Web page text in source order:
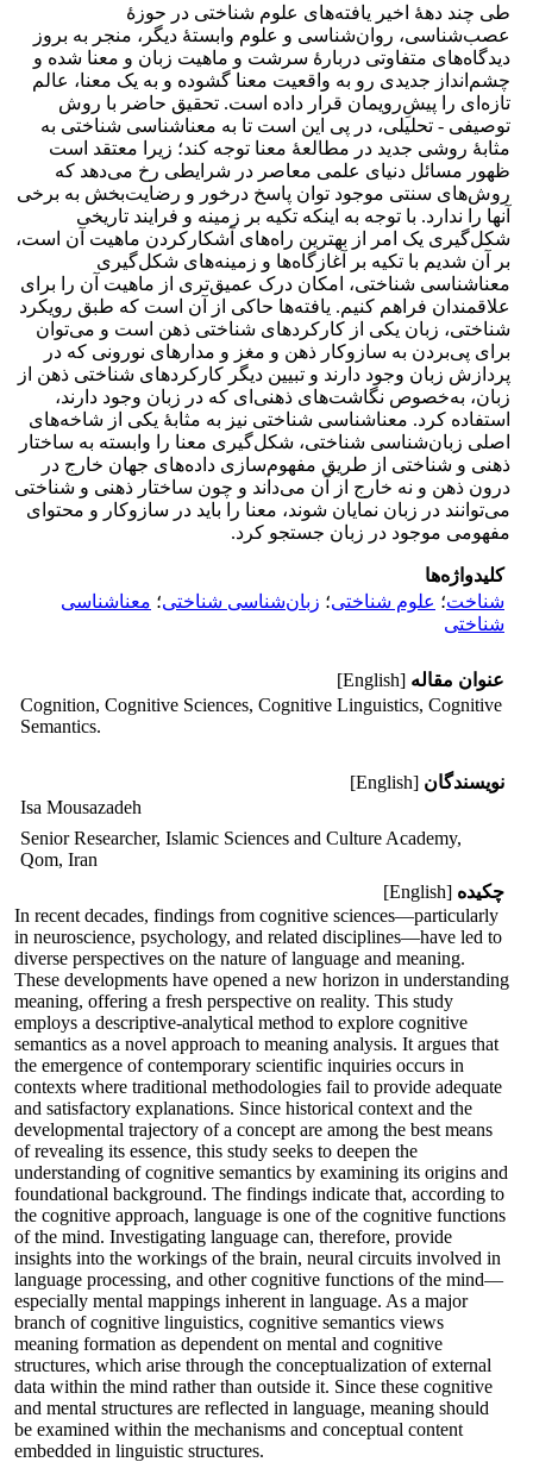
طی چند دهۀ اخیر یافته‌های علوم شناختی در حوزۀ
عصب‌شناسی، روان‌شناسی و علوم وابستۀ دیگر، منجر به بروز
دیدگاه‌های متفاوتی دربارۀ سرشت و ماهیت زبان و معنا شده و
چشم‌انداز جدیدی رو به واقعیت معنا گشوده و به یک معنا، عالم
تازه‌ای را پیشِ‌رویمان قرار داده است. تحقیق حاضر با روش
توصیفی - تحلیلی، در پی این است تا به معناشناسی شناختی به
مثابۀ روشی جدید در مطالعۀ معنا توجه کند؛ زیرا معتقد است
ظهور مسائل دنیای علمی معاصر در شرایطی رخ می‌دهد که
روش‌های سنتی موجود توان پاسخ درخور و رضایت‌بخش به برخی
آنها را ندارد. با توجه به اینکه تکیه بر زمینه و فرایند تاریخی
شکل‌گیری یک امر از بهترین راه‌های آشکارکردن ماهیت آن است،
بر آن شدیم با تکیه بر آغازگاه‌ها و زمینه‌های شکل‌گیری
معناشناسی شناختی، امکان درک عمیق‌تری از ماهیت آن را برای
علاقمندان فراهم کنیم. یافته‌ها حاکی از آن است که طبق رویکرد
شناختی، زبان یکی از کارکردهای شناختی ذهن است و می‌توان
برای پی‌بردن به سازوکار ذهن و مغز و مدارهای نورونی که در
پردازش زبان وجود دارند و تبیین دیگر کارکردهای شناختی ذهن از
زبان، به‌خصوص نگاشت‌های ذهنی‌ای که در زبان وجود دارند،
استفاده کرد. معناشناسی شناختی نیز به مثابۀ یکی از شاخه‌های
اصلی زبان‌شناسی شناختی، شکل‌گیری معنا را وابسته به ساختار
ذهنی و شناختی از طریق مفهوم‌سازی داده‌های جهان خارج در
درون ذهن و نه خارج از آن می‌داند و چون ساختار ذهنی و شناختی
می‌توانند در زبان نمایان شوند، معنا را باید در سازوکار و محتوای
مفهومی موجود در زبان جستجو کرد.
کلیدواژه‌ها
شناخت؛ علوم شناختی؛ زبان‌شناسی شناختی؛ معناشناسی
شناختی
عنوان مقاله [English]
Cognition, Cognitive Sciences, Cognitive Linguistics, Cognitive
Semantics.
نویسندگان [English]
Isa Mousazadeh
Senior Researcher, Islamic Sciences and Culture Academy,
Qom, Iran
چکیده [English]
In recent decades, findings from cognitive sciences—particularly
in neuroscience, psychology, and related disciplines—have led to
diverse perspectives on the nature of language and meaning.
These developments have opened a new horizon in understanding
meaning, offering a fresh perspective on reality. This study
employs a descriptive-analytical method to explore cognitive
semantics as a novel approach to meaning analysis. It argues that
the emergence of contemporary scientific inquiries occurs in
contexts where traditional methodologies fail to provide adequate
and satisfactory explanations. Since historical context and the
developmental trajectory of a concept are among the best means
of revealing its essence, this study seeks to deepen the
understanding of cognitive semantics by examining its origins and
foundational background. The findings indicate that, according to
the cognitive approach, language is one of the cognitive functions
of the mind. Investigating language can, therefore, provide
insights into the workings of the brain, neural circuits involved in
language processing, and other cognitive functions of the mind—
especially mental mappings inherent in language. As a major
branch of cognitive linguistics, cognitive semantics views
meaning formation as dependent on mental and cognitive
structures, which arise through the conceptualization of external
data within the mind rather than outside it. Since these cognitive
and mental structures are reflected in language, meaning should
be examined within the mechanisms and conceptual content
embedded in linguistic structures.